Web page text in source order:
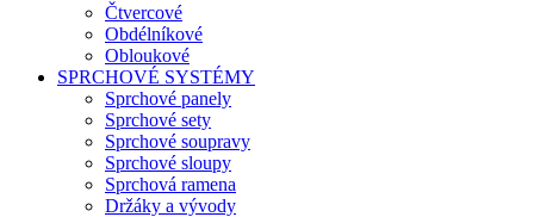
Čtvercové
Obdélníkové
Obloukové
SPRCHOVÉ SYSTÉMY
Sprchové panely
Sprchové sety
Sprchové soupravy
Sprchové sloupy
Sprchová ramena
Držáky a vývody